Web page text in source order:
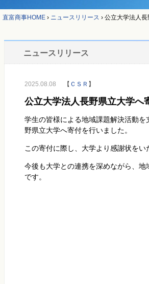
直富商事HOME › ニュースリリース › 公立大学法人
ニュースリリース
2025.08.08 【 ＣＳＲ 】
公立大学法人長野県立大学へ
学生の皆様による地域課題解決活動
野県立大学へ寄付を行いました。
この寄付に際し、大学より感謝状をい
今後も大学との連携を深めながら、
です。